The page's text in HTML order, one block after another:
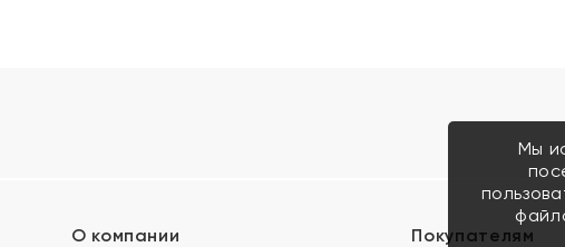
О компании Покупателям
Мы